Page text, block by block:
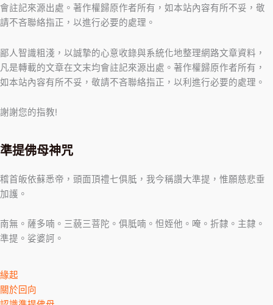
會註記來源出處。著作權歸原作者所有，如本站內容有所不妥，敬
請不吝聯絡指正，以進行必要的處理。
鄙人智識粗淺，以誠摯的心意收錄與系統化地整理網路文章資料，
凡是轉載的文章在文末均會註記來源出處。著作權歸原作者所有，
如本站內容有所不妥，敬請不吝聯絡指正，以利進行必要的處理。
謝謝您的指教!
準提佛母神咒
稽首皈依蘇悉帝，頭面頂禮七俱胝，我今稱讚大準提，惟願慈悲垂
加護。
南無。薩多喃。三藐三菩陀。俱胝喃。怛姪他。唵。折隸。主隸。
準提。娑婆訶。
緣起
關於回向